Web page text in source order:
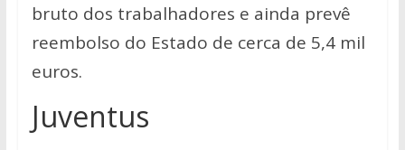
bruto dos trabalhadores e ainda prevê
reembolso do Estado de cerca de 5,4 mil
euros.
Juventus